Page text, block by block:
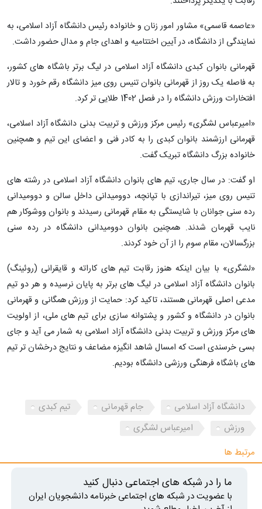
«عاصمه قاسمی» مشاور امور زنان و خانواده رئیس دانشگاه آزاد اسلامی، به
نمایندگی از دانشگاه، در آیین اختتامیه و اهدای جام و مدال حضور داشت.
قهرمانی بانوان کبدی دانشگاه آزاد اسلامی در لیگ برتر باشگاه های کشور،
به فاصله یک روز از قهرمانی بانوان تنیس روی میز دانشگاه رقم خورد و تالار
افتخارات ورزش دانشگاه را در فصل 1402 طلایی تر کرد.
«امیرعباس لشگری» رئیس مرکز ورزش و تربیت بدنی دانشگاه آزاد اسلامی،
قهرمانی ارزشمند بانوان کبدی را به کادر فنی و اعضای این تیم و همچنین
خانواده بزرگ دانشگاه تبریک گفت.
او گفت: در سال جاری، تیم های بانوان دانشگاه آزاد اسلامی در رشته های
تنیس روی میز، تیراندازی با تپانچه، دوومیدانی داخل سالن و دوومیدانی
رده سنی جوانان با شایستگی به مقام قهرمانی رسیدند و بانوان ووشوکار هم
نایب قهرمان شدند. همچنین بانوان دوومیدانی دانشگاه در رده سنی
بزرگسالان، مقام سوم را از آن خود کردند.
«لشگری» با بیان اینکه هنوز رقابت تیم های کاراته و قایقرانی (روئینگ)
بانوان دانشگاه آزاد اسلامی در لیگ های برتر به پایان نرسیده و هر دو تیم
مدعی اصلی قهرمانی هستند، تاکید کرد: حمایت از ورزش همگانی و قهرمانی
بانوان در دانشگاه و کشور و پشتوانه سازی برای تیم های ملی، از اولویت
های مرکز ورزش و تربیت بدنی دانشگاه آزاد اسلامی به شمار می آید و جای
بسی خرسندی است که امسال شاهد انگیزه مضاعف و نتایج درخشان تر تیم
های باشگاه فرهنگی ورزشی دانشگاه بودیم.
دانشگاه آزاد اسلامی جام قهرمانی
تیم کبدی
ورزش
امیرعباس لشگری
مرتبط ها
ما را در شبکه های اجتماعی دنبال کنید
با عضویت در شبکه های اجتماعی خبرنامه دانشجویان ایران